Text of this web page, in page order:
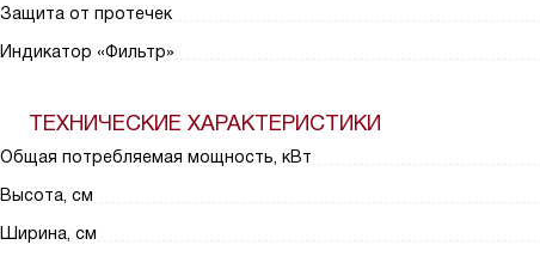
Защита от протечек
Индикатор «Фильтр»
ТЕХНИЧЕСКИЕ ХАРАКТЕРИСТИКИ
Общая потребляемая мощность, кВт
Высота, см
Ширина, см